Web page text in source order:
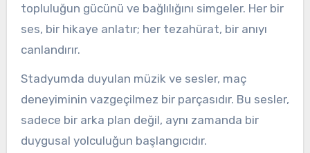
topluluğun gücünü ve bağlılığını simgeler. Her bir
ses, bir hikaye anlatır; her tezahürat, bir anıyı
canlandırır.
Stadyumda duyulan müzik ve sesler, maç
deneyiminin vazgeçilmez bir parçasıdır. Bu sesler,
sadece bir arka plan değil, aynı zamanda bir
duygusal yolculuğun başlangıcıdır.